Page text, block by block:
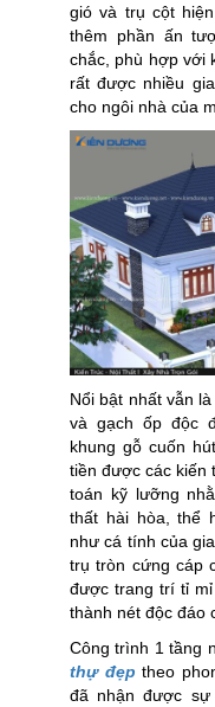
gió và trụ cột
thêm phần ấn
chắc, phù hợp với
rất được nhiều
cho ngôi nhà của
Nổi bật nhất vẫn
và gạch ốp độc
khung gỗ cuốn
tiền được các kiến
toán kỹ lưỡng
thất hài hòa, thể
như cá tính của
trụ tròn cứng cáp
được trang trí tỉ
thành nét độc đáo
Công trình 1 tầng
thự đẹp theo
đã nhận được sự